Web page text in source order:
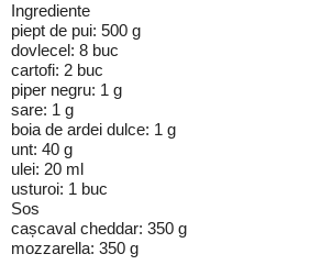
Ingrediente
piept de pui: 500 g
dovlecel: 8 buc
cartofi: 2 buc
piper negru: 1 g
sare: 1 g
boia de ardei dulce: 1 g
unt: 40 g
ulei: 20 ml
usturoi: 1 buc
Sos
cașcaval cheddar: 350 g
mozzarella: 350 g